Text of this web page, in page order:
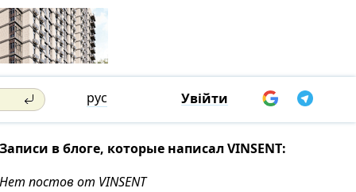
рус Увійти
Записи в блоге, которые написал VINSENT:
Нет постов от VINSENT